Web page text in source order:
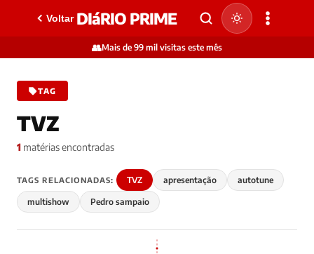
Voltar DIáRIO PRIME
👥Mais de 99 mil visitas este mês
TAG
TVZ
1 matérias encontradas
TAGS RELACIONADAS: TVZ apresentação autotune
multishow Pedro sampaio